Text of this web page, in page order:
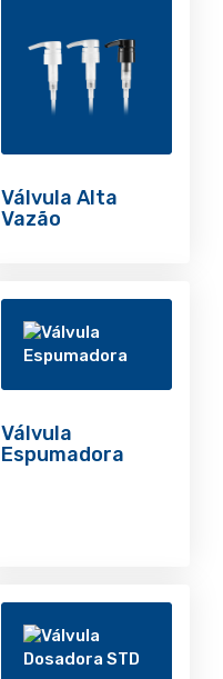
Válvula Alta
Vazão
Válvula
Espumadora